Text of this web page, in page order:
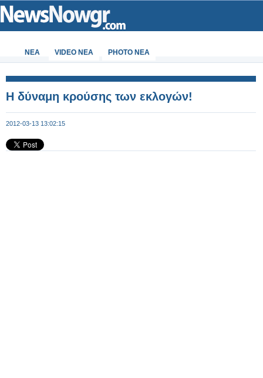
ΝΕΑ VIDEO NEA PHOTO NEA
Η δύναμη κρούσης των εκλογών!
2012-03-13 13:02:15